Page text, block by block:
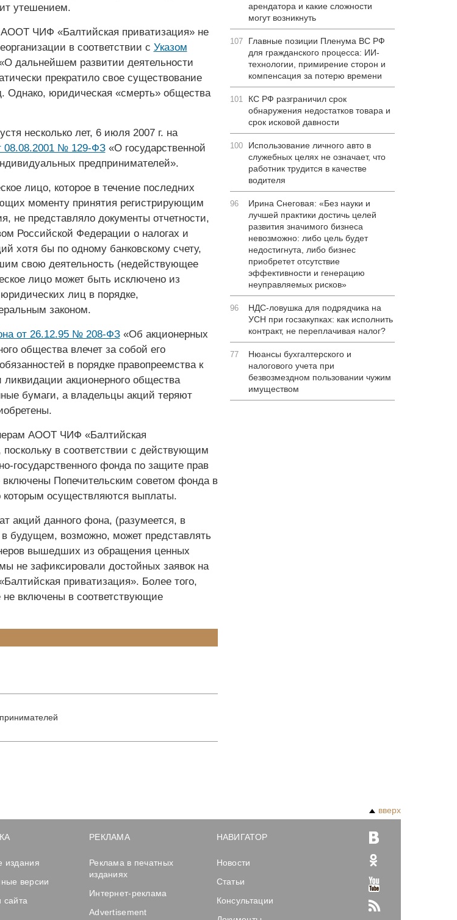
утешением.
ЧИФ «Балтийская приватизация» не
в соответствии с Указом
дальнейшем развитии деятельности
прекратило свое существование
Однако, юридическая «смерть» общества
несколько лет, 6 июля 2007 г. на
08.08.2001 № 129-ФЗ«О государственной
предпринимателей».
лицо, которое в течение последних
моменту принятия регистрирующим
не представляло документы отчетности,
Российской Федерации о налогах и
хотя бы по одному банковскому счету,
свою деятельность (недействующее
лицо может быть исключено из
юридических лиц в порядке,
законом.
от 26.12.95 № 208-ФЗ«Об акционерных
общества влечет за собой его
в порядке правопреемства к
акционерного общества
бумаги, а владельцы акций теряют
АООТ ЧИФ «Балтийская
в соответствии с действующим
государственного фонда по защите прав
Попечительским советом фонда в
которым осуществляются выплаты.
акций данного фона, (разумеется, в
будущем, возможно, может представлять
вышедших из обращения ценных
не зафиксировали достойных заявок на
приватизация». Более того,
не включены в соответствующие
арендатора и какие сложности
могут возникнуть
107
Главные позиции Пленума ВС РФ
для гражданского процесса: ИИ-
технологии, примирение сторон и
компенсация за потерю времени
101
КС РФ разграничил срок
обнаружения недостатков товара и
срок исковой давности
100
Использование личного авто в
служебных целях не означает, что
работник трудится в качестве
водителя
96
Ирина Снеговая: «Без науки и
лучшей практики достичь целей
развития значимого бизнеса
невозможно: либо цель будет
недостигнута, либо бизнес
приобретет отсутствие
эффективности и генерацию
неуправляемых рисков»
96
НДС-ловушка для подрядчика на
УСН при госзакупках: как исполнить
контракт, не переплачивая налог?
77
Нюансы бухгалтерского и
налогового учета при
безвозмездном пользовании чужим
имуществом
вверх
издания
версии
сайта
РЕКЛАМА
Реклама в печатных
изданиях
Интернет-реклама
Advertisement
НАВИГАТОР
Новости
Статьи
Консультации